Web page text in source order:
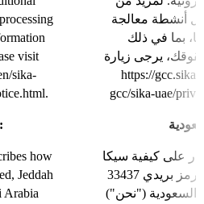
visit
sika-
how
Jeddah
Arabia
أنشطة معالجة
بما في ذلك
يرجى زيارة
https://
gcc/sika-uae/
على كيفية سيكا
السعودية، جدة رمز بريدي 33437
السعودية ("نحن")